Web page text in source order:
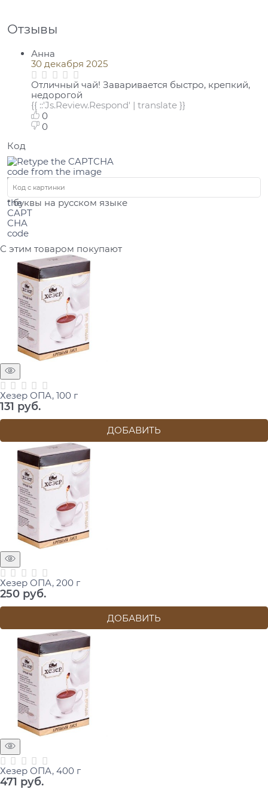
Отзывы
Анна
30 декабря 2025
Отличный чай! Заваривается быстро, крепкий,
недорогой
{{ ::'Js.Review.Respond' | translate }}
0
0
Код
* буквы на русском языке
С этим товаром покупают
Хезер ОПА, 100 г
131 руб.
ДОБАВИТЬ
Хезер ОПА, 200 г
250 руб.
ДОБАВИТЬ
Хезер ОПА, 400 г
471 руб.